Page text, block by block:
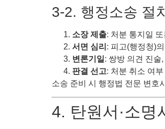
3-2. 행정소송 절
소장 제출: 처분 통지일
서면 심리 : 피고(행정청)
변론기일 : 쌍방 의견 진술
판결 선고: 처분 취소 여
소송 준비 시 행정법 전문 변호
4. 탄원서·소명